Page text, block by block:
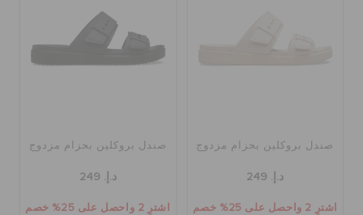
صندل بروكلين بحزام مزدوج
د.إ. 249
اشترِ 2 واحصل على 25% خصم
صندل بروكلين بحزام مزدوج
د.إ. 249
اشترِ 2 واحصل على 25% خصم